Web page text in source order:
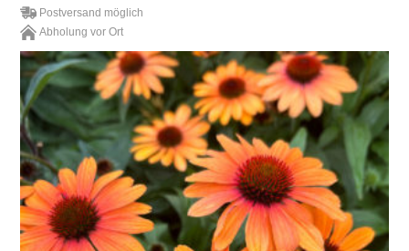
Postversand möglich
Abholung vor Ort